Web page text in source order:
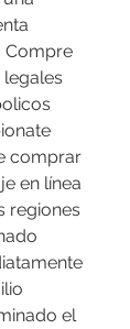
Compre
comprar
en línea
regiones
el